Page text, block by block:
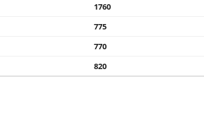
1760
775
770
820